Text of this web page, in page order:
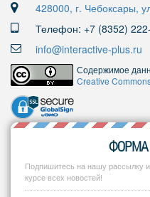
428000, г. Чебоксары,
Телефон: +7 (8352)
info@interactive-plus.ru
Содержимое
Creative
Подпишитесь на нашу рассылку
курсе всех новостей!